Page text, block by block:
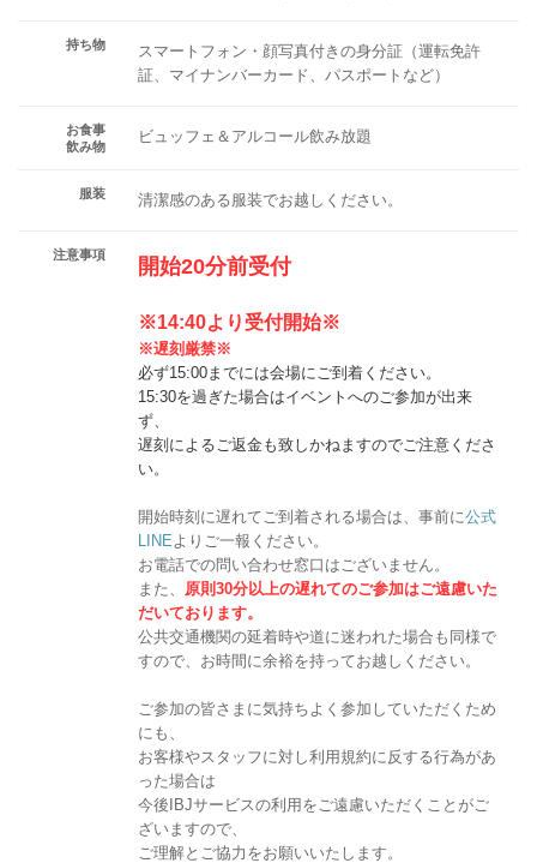
持ち物
スマートフォン・顔写真付きの身分証（運転免許
証、マイナンバーカード、パスポートなど）
お食事
飲み物
ビュッフェ＆アルコール飲み放題
服装 清潔感のある服装でお越しください。
注意事項 開始20分前受付
※14:40より受付開始※
※遅刻厳禁※
必ず15:00までには会場にご到着ください。
15:30を過ぎた場合はイベントへのご参加が出来
ず、
遅刻によるご返金も致しかねますのでご注意くださ
い。
開始時刻に遅れてご到着される場合は、事前に公式
LINE よりご一報ください。
お電話での問い合わせ窓口はございません。
また、 原則30分以上の遅れてのご参加はご遠慮いた
だいております。
公共交通機関の延着時や道に迷われた場合も同様で
すので、お時間に余裕を持ってお越しください。
ご参加の皆さまに気持ちよく参加していただくため
にも、
お客様やスタッフに対し利用規約に反する行為があ
った場合は
今後IBJサービスの利用をご遠慮いただくことがご
ざいますので、
ご理解とご協力をお願いいたします。